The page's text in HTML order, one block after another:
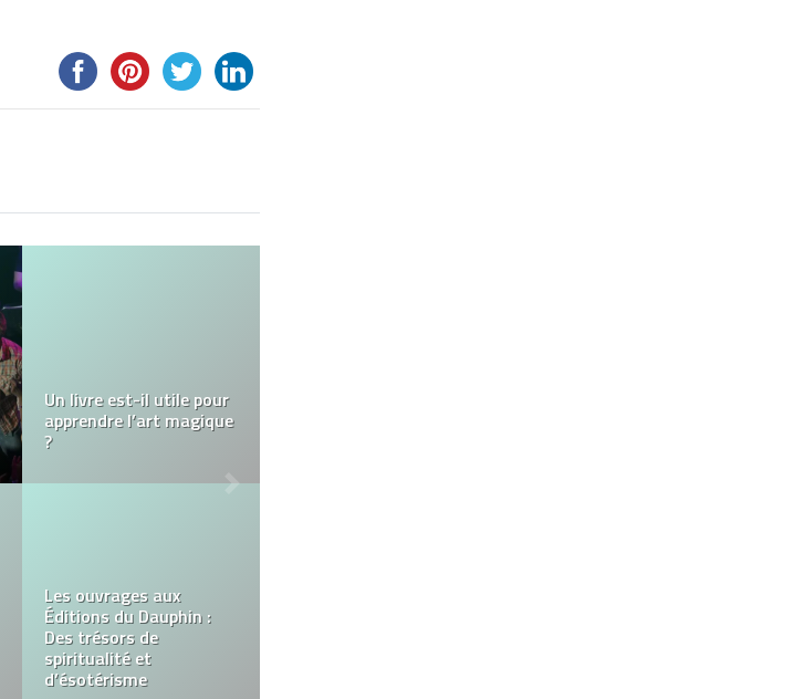
Comment découvrir l’art
?
Les raisons de faire une
photo portrait chez un
professionnel